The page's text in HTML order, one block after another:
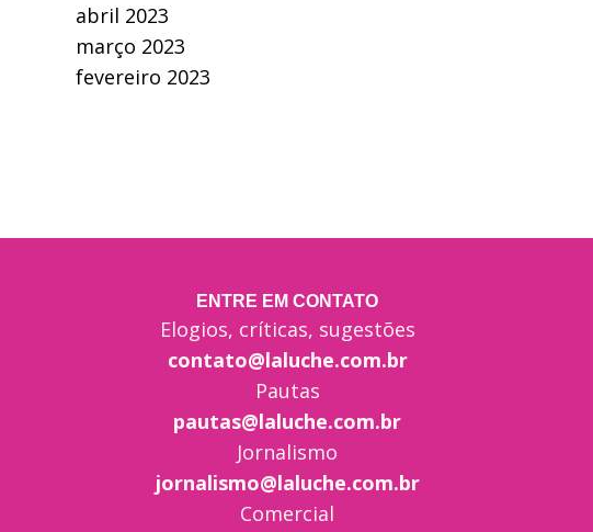
abril 2023
março 2023
fevereiro 2023
ENTRE EM CONTATO
Elogios, críticas, sugestões
contato@laluche.com.br
Pautas
pautas@laluche.com.br
Jornalismo
jornalismo@laluche.com.br
Comercial